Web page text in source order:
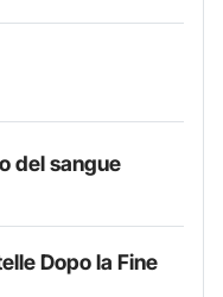
del sangue
Dopo la Fine